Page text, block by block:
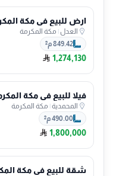
ارض للبيع في مكة
العدل| مكة المكرمة
849.42 م²
1,274,130
المحمدية| مكة المكرمة
490.00 م²
1,800,000